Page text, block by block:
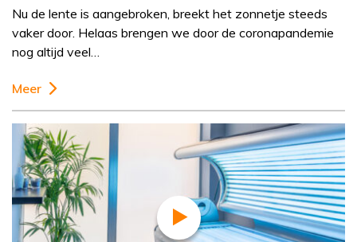
Nu de lente is aangebroken, breekt het zonnetje steeds
vaker door. Helaas brengen we door de coronapandemie
nog altijd veel…
Meer